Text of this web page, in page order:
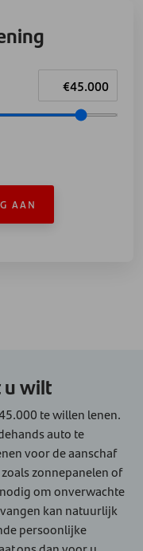
AAN
u wilt
te willen lenen.
auto te
voor de aanschaf
zonnepanelen of
om onverwachte
kan natuurlijk
persoonlijke